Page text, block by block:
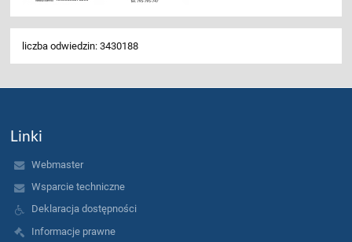
liczba odwiedzin: 3430188
Linki
Webmaster
Wsparcie techniczne
Deklaracja dostępności
Informacje prawne